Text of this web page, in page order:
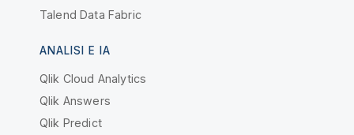
Talend Data Fabric
ANALISI E IA
Qlik Cloud Analytics
Qlik Answers
Qlik Predict